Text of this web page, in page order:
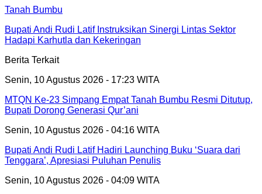
Tanah Bumbu
Bupati Andi Rudi Latif Instruksikan Sinergi Lintas Sektor
Hadapi Karhutla dan Kekeringan
Berita Terkait
Senin, 10 Agustus 2026 - 17:23 WITA
MTQN Ke-23 Simpang Empat Tanah Bumbu Resmi Ditutup,
Bupati Dorong Generasi Qur’ani
Senin, 10 Agustus 2026 - 04:16 WITA
Bupati Andi Rudi Latif Hadiri Launching Buku ‘Suara dari
Tenggara’, Apresiasi Puluhan Penulis
Senin, 10 Agustus 2026 - 04:09 WITA